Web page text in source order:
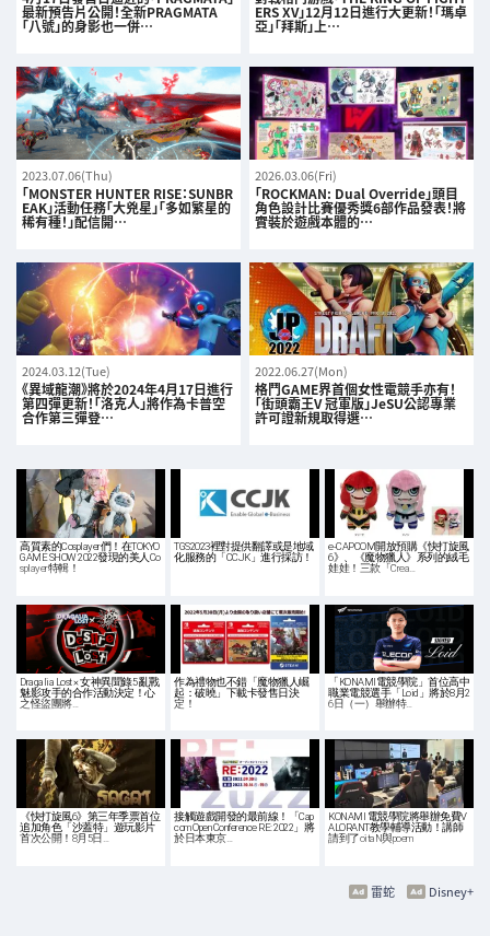
最新預告片公開！全新PRAGMATA
「八號」的身影也一併…
ERS XV」12月12日進行大更新！「瑪卓
亞」「拜斯」上…
2023.07.06(Thu)
「MONSTER HUNTER RISE：SUNBR
EAK」活動任務「大兇星」「多如繁星的
稀有種！」配信開…
2026.03.06(Fri)
「ROCKMAN: Dual Override」頭目
角色設計比賽優秀獎6部作品發表！將
實裝於遊戲本體的…
2024.03.12(Tue)
《異域龍潮》將於2024年4月17日進行
第四彈更新！「洛克人」將作為卡普空
合作第三彈登…
2022.06.27(Mon)
格鬥GAME界首個女性電競手亦有！
「街頭霸王V 冠軍版」JeSU公認專業
許可證新規取得選…
高質素的Cosplayer們！在TOKYO
GAME SHOW 2022發現的美人Co
splayer特輯！
TGS2023裡對提供翻譯或是地域
化服務的「CCJK」進行採訪！
e-CAPCOM開放預購《快打旋風
6》、《魔物獵人》系列的絨毛
娃娃！三款「Crea…
Dragalia Lost × 女神異聞錄5 亂戰
魅影攻手的合作活動決定！心
之怪盜團將…
作為禮物也不錯「魔物獵人崛
起：破曉」下載卡發售日決
定！
「KONAMI電競學院」首位高中
職業電競選手「Loid」將於8月2
6日（一）舉辦特…
《快打旋風6》第三年季票首位
追加角色「沙蓋特」遊玩影片
首次公開！8月5日…
接觸遊戲開發的最前線！「Cap
com Open Conference RE: 2022」將
於日本東京…
KONAMI 電競學院將舉辦免費V
ALORANT教學輔導活動！講師
請到了oitaN與poem
Disney+
雷蛇